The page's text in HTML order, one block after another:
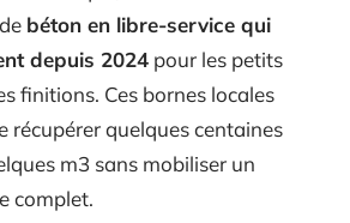
béton en libre-service qui
depuis 2024 pour les petits
finitions. Ces bornes locales
récupérer quelques centaines
m3 sans mobiliser un
complet.